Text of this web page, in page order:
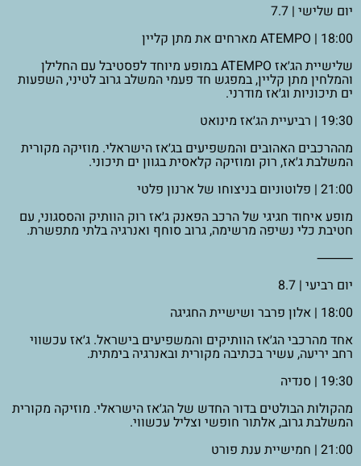
יום שלישי | 7.7
18:00 | ATEMPO מארחים את מתן קליין
שלישיית הג׳אז ATEMPO במופע מיוחד לפסטיבל עם החלילן
והמלחין מתן קליין, במפגש חד פעמי המשלב גרוב לטיני, השפעות
ים תיכוניות וג׳אז מודרני.
19:30 | רביעיית הג׳אז מינואט
מההרכבים האהובים והמשפיעים בג׳אז הישראלי. מוזיקה מקורית
המשלבת ג׳אז, רוק ומוזיקה קלאסית בגוון ים תיכוני.
21:00 | פלוטוניום בניצוחו של ארנון פלטי
מופע איחוד חגיגי של הרכב הפאנק ג׳אז רוק הוותיק והססגוני, עם
חטיבת כלי נשיפה מרשימה, גרוב סוחף ואנרגיה בלתי מתפשרת.
⸻
יום רביעי | 8.7
18:00 | אלון פרבר ושישיית החגיגה
אחד מהרכבי הג׳אז הוותיקים והמשפיעים בישראל. ג׳אז עכשווי
רחב יריעה, עשיר בכתיבה מקורית ובאנרגיה בימתית.
19:30 | סנדיה
מהקולות הבולטים בדור החדש של הג׳אז הישראלי. מוזיקה מקורית
המשלבת גרוב, אלתור חופשי וצליל עכשווי.
21:00 | חמישיית ענת פורט